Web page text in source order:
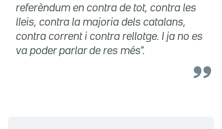
referèndum en contra de tot, contra les
lleis, contra la majoria dels catalans,
contra corrent i contra rellotge. I ja no es
va poder parlar de res més".